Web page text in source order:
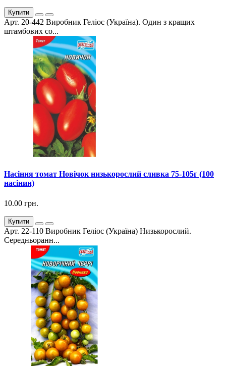
Купити
Арт. 20-442 Виробник Геліос (Україна). Один з кращих
штамбових со...
Насіння томат Новічок низькорослий сливка 75-105г (100
насінин)
10.00 грн.
Купити
Арт. 22-110 Виробник Геліос (Україна) Низькорослий.
Середньоранн...